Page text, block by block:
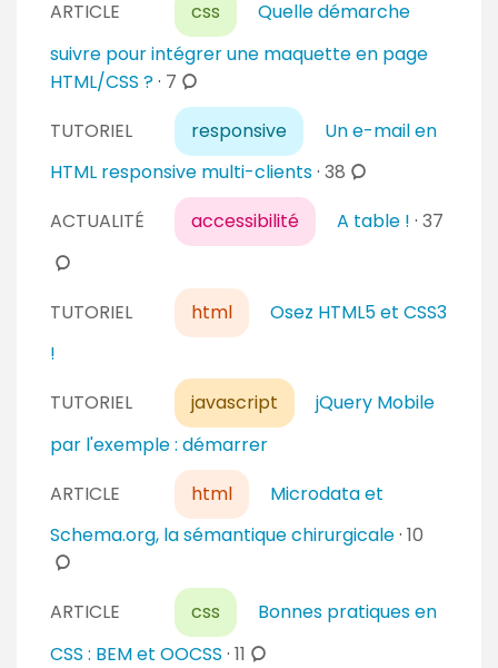
t
a
r
e
s
m
m
e
t
r
ARTICLE css
Quelle démarche
suivre pour intégrer une maquette en page
HTML/CSS ?· 7 c
o
m
m
t
i
r
s
TUTORIEL responsive
Un e-mail en
HTML responsive multi-clients· 38 c
m
n
i
ACTUALITÉ accessibilité A table ! · 37
e
TUTORIEL html
Osez HTML5 et CSS3
!
TUTORIEL
javascript
jQuery Mobile
par l'exemple : démarrer
ARTICLE
html
Microdata et
Schema.org, la sémantique chirurgicale· 10
m
ARTICLE css
Bonnes pratiques en
CSS : BEM et OOCSS · 11 c